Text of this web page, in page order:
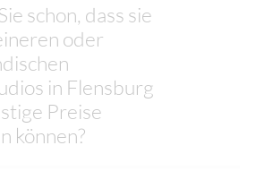
schon, dass sie
oder
in Flensburg
Preise
können?